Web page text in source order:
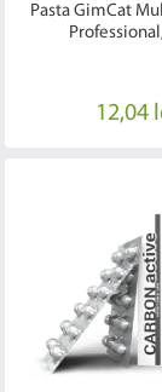
Pasta GimCat
12,04